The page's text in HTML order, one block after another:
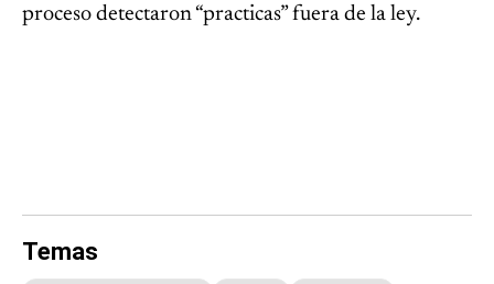
proceso detectaron “practicas” fuera de la ley.
Temas